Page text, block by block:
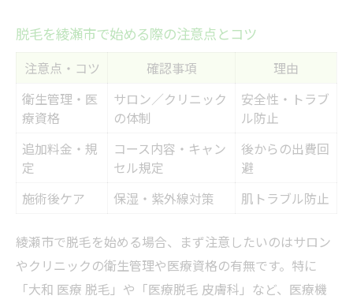
脱毛を綾瀬市で始める際の注意点とコツ
注意点・コツ 確認事項
理由
衛生管理・医
療資格
サロン／クリニック
の体制
安全性・トラブ
ル防止
追加料金・規
定
コース内容・キャン
セル規定
後からの出費回
避
施術後ケア
保湿・紫外線対策 肌トラブル防止
綾瀬市で脱毛を始める場合、まず注意したいのはサロン
やクリニックの衛生管理や医療資格の有無です。特に
「大和 医療 脱毛」や「医療脱毛 皮膚科」など、医療機